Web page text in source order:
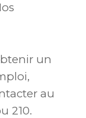
un
au
210.